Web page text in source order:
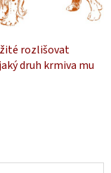
rozlišovat
druh krmiva mu